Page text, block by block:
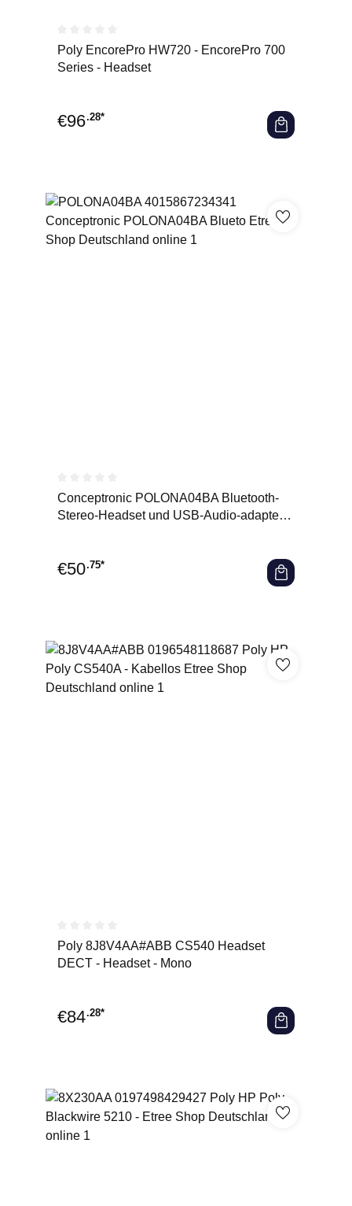
Durchschnittliche Bewertung von 0 von 5 Sternen
Poly EncorePro HW720 - EncorePro 700
Series - Headset
€96.28*
Durchschnittliche Bewertung von 0 von 5 Sternen
Conceptronic POLONA04BA Bluetooth-
Stereo-Headset und USB-Audio-adapter -
€50.75*
Durchschnittliche Bewertung von 0 von 5 Sternen
Poly 8J8V4AA#ABB CS540 Headset
DECT - Headset - Mono
€84.28*